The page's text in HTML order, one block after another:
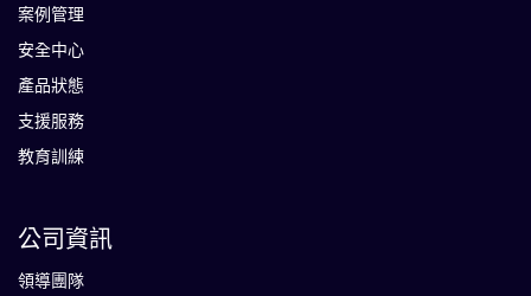
案例管理
安全中心
產品狀態
支援服務
教育訓練
公司資訊
領導團隊